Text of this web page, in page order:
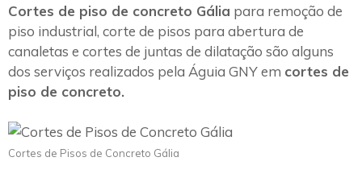
Cortes de piso de concreto Gália para remoção de
piso industrial, corte de pisos para abertura de
canaletas e cortes de juntas de dilatação são alguns
dos serviços realizados pela Águia GNY em cortes de
piso de concreto.
Cortes de Pisos de Concreto Gália